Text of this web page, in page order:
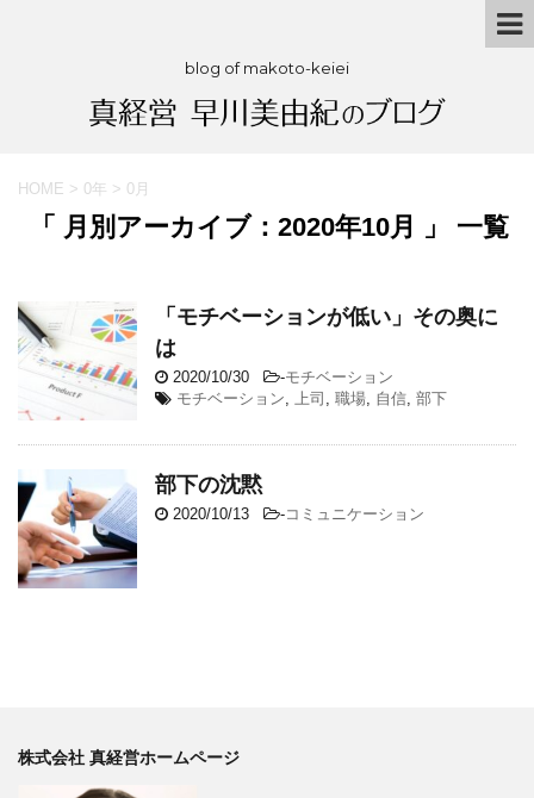
blog of makoto-keiei
HOME > 0年 > 0月
「 月別アーカイブ：2020年10月 」 一覧
「モチベーションが低い」その奥に
は
2020/10/30 -モチベーション
モチベーション, 上司 , 職場, 自信, 部下
部下の沈黙
2020/10/13 -コミュニケーション
株式会社 真経営ホームページ